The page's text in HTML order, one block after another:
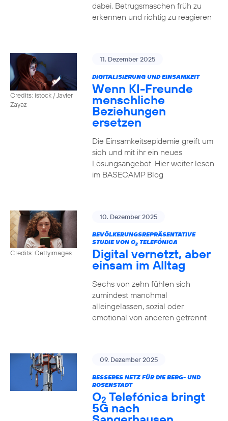
dabei, Betrugsmaschen früh zu
erkennen und richtig zu reagieren
Credits: istock / Javier
Zayaz
11. Dezember 2025
DIGITALISIERUNG UND EINSAMKEIT
Wenn KI-Freunde
menschliche
Beziehungen
ersetzen
Die Einsamkeitsepidemie greift um
sich und mit ihr ein neues
Lösungsangebot. Hier weiter lesen
im BASECAMP Blog
Credits: Gettyimages
10. Dezember 2025
BEVÖLKERUNGSREPRÄSENTATIVE
STUDIE VON O2TELEFÓNICA
Digital vernetzt, aber
einsam im Alltag
Sechs von zehn fühlen sich
zumindest manchmal
alleingelassen, sozial oder
emotional von anderen getrennt
09. Dezember 2025
BESSERES NETZ FÜR DIE BERG- UND
ROSENSTADT
O2 Telefónica bringt
5G nach